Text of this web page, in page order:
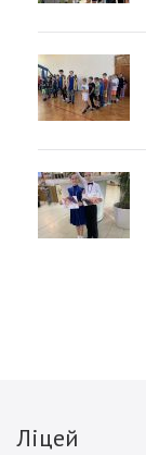
Ліцей